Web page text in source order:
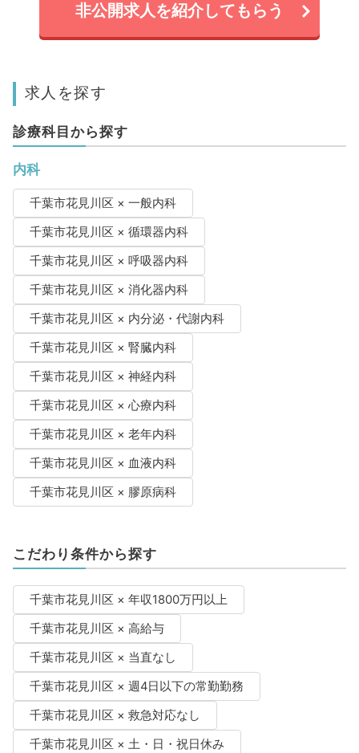
非公開求人を紹介してもらう
求人を探す
診療科目から探す
内科
千葉市花見川区 × 一般内科
千葉市花見川区 × 循環器内科
千葉市花見川区 × 呼吸器内科
千葉市花見川区 × 消化器内科
千葉市花見川区 × 内分泌・代謝内科
千葉市花見川区 × 腎臓内科
千葉市花見川区 × 神経内科
千葉市花見川区 × 心療内科
千葉市花見川区 × 老年内科
千葉市花見川区 × 血液内科
千葉市花見川区 × 膠原病科
こだわり条件から探す
千葉市花見川区 × 年収1800万円以上
千葉市花見川区 × 高給与
千葉市花見川区 × 当直なし
千葉市花見川区 × 週4日以下の常勤勤務
千葉市花見川区 × 救急対応なし
千葉市花見川区 × 土・日・祝日休み